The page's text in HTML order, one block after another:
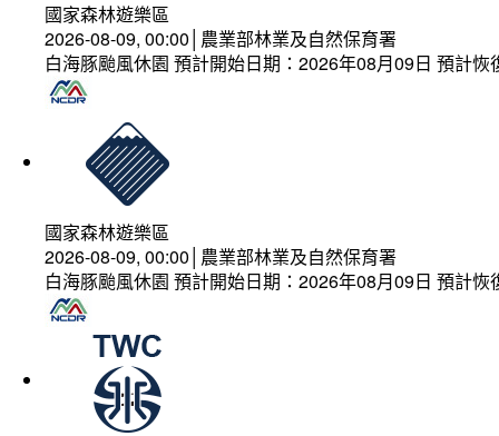
國家森林遊樂區
2026-08-09, 00:00│農業部林業及自然保育署
白海豚颱風休園 預計開始日期：2026年08月09日 預計
國家森林遊樂區
2026-08-09, 00:00│農業部林業及自然保育署
白海豚颱風休園 預計開始日期：2026年08月09日 預計